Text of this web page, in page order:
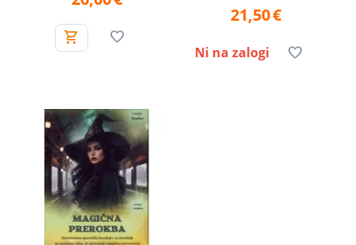
21,50€
Ni na zalogi